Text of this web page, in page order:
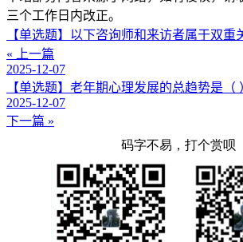
三个工作日内改正。
【单选题】以下咨询师和来访者属于双重
« 上一篇
2025-12-07
【单选题】老年期心理发展的总趋势是（
2025-12-07
下一篇 »